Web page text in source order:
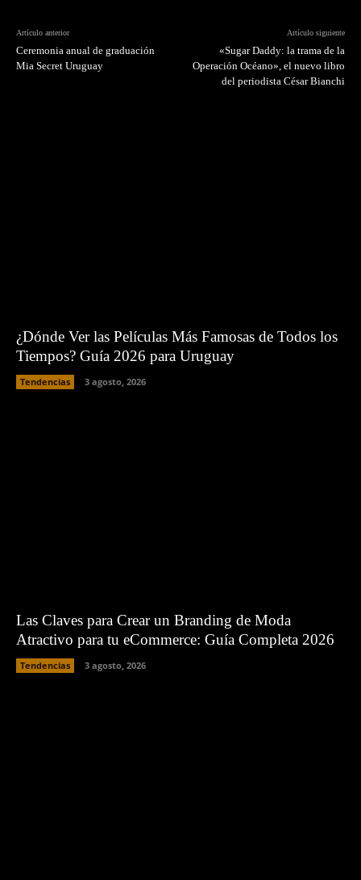
Artículo anterior
Ceremonia anual de graduación
Mia Secret Uruguay
Artículo siguiente
«Sugar Daddy: la trama de la
Operación Océano», el nuevo libro
del periodista César Bianchi
¿Dónde Ver las Películas Más Famosas de Todos los
Tiempos? Guía 2026 para Uruguay
Tendencias 3 agosto, 2026
Las Claves para Crear un Branding de Moda
Atractivo para tu eCommerce: Guía Completa 2026
Tendencias 3 agosto, 2026